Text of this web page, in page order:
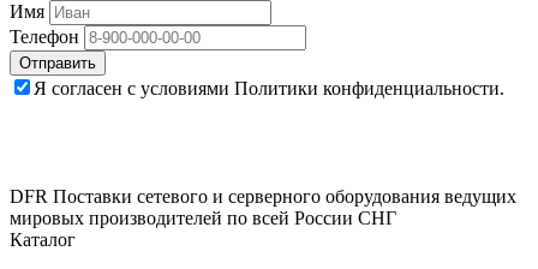
Имя
Телефон
Отправить
Я согласен с условиями Политики конфиденциальности.
DFR Поставки сетевого и серверного оборудования ведущих
мировых производителей по всей России СНГ
Каталог